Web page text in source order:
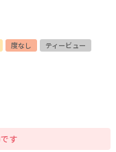
度なし ティービュー
す